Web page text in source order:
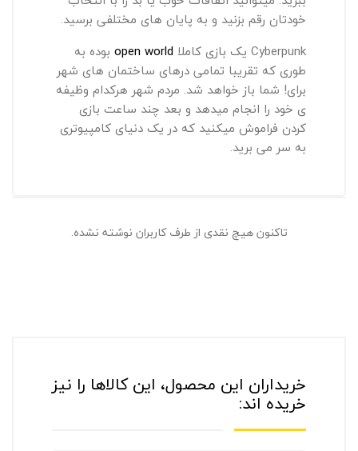
خودتان رقم بزنید و به پایان های مختلفی برسید.
Cyberpunk یک بازی کاملا
open world بوده به
طوری که تقریبا تمامی درهای ساختمان های شهر
برای! شما باز خواهد شد. مردم شهر هرکدام وظیفه
ی خود را انجام میدهد و بعد چند ساعت بازی
کردن فراموش میکنید که در یک دنیای کامپیوتری
به سر می برید.
تاکنون هیچ نقدی از طرف کاربران نوشته نشده.
خریداران این محصول، این کالاها را نیز
خریده اند: